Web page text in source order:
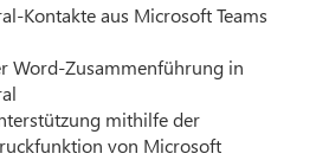
Kontakte aus Microsoft Teams
Word-Zusammenführung in
mithilfe der
von Microsoft